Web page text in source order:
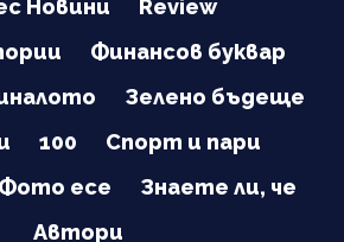
Новини
Review
Финансов буквар
Зелено бъдеще
100
Спорт и пари
Фото есе
Знаете ли, че
Автори